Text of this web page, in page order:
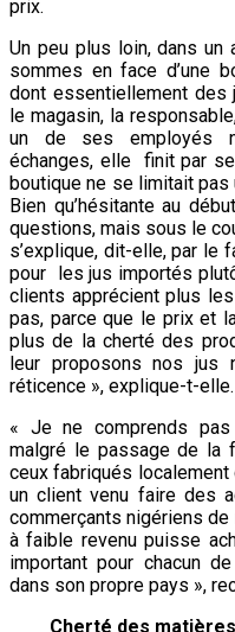
prix.
Un peu plus loin, dans
sommes en face d’une
dont essentiellement des
le magasin, la
un de ses employés
échanges, elle finit par
boutique ne se limitait pas
Bien qu’hésitante au
questions, mais sous le
s’explique, dit-elle, par le
pour les jus importés
clients apprécient plus
pas, parce que le prix et
plus de la cherté des
leur proposons nos jus
réticence », explique-t-elle.
« Je ne comprends
malgré le passage de la
ceux fabriqués localement
un client venu faire des
commerçants nigériens
à faible revenu puisse
important pour chacun
dans son propre pays »,
Cherté des